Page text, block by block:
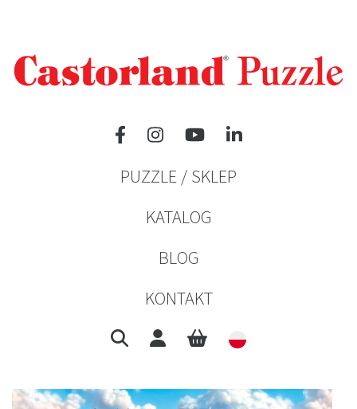
PUZZLE / SKLEP
KATALOG
BLOG
KONTAKT